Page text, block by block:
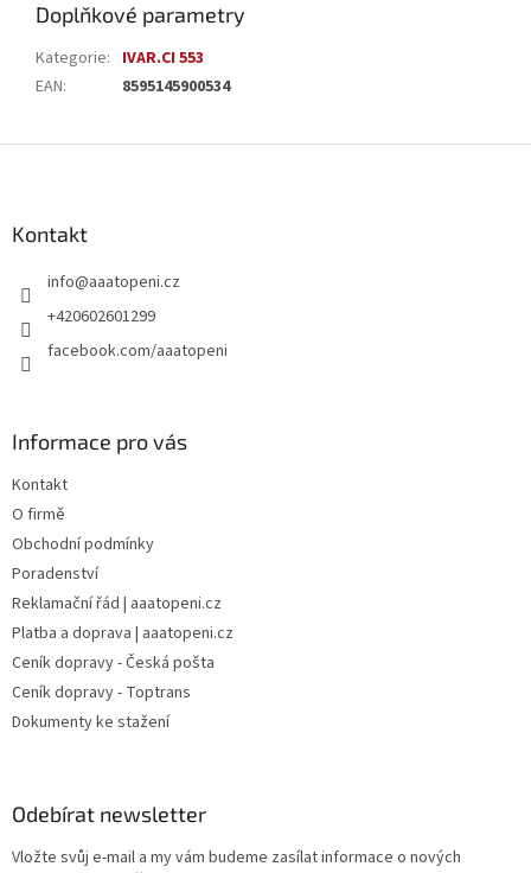
Doplňkové parametry
Kategorie: IVAR.CI 553
EAN: 8595145900534
Kontakt
info@aaatopeni.cz
+420602601299
facebook.com/aaatopeni
Informace pro vás
Kontakt
O firmě
Obchodní podmínky
Poradenství
Reklamační řád | aaatopeni.cz
Platba a doprava | aaatopeni.cz
Ceník dopravy - Česká pošta
Ceník dopravy - Toptrans
Dokumenty ke stažení
Odebírat newsletter
Vložte svůj e-mail a my vám budeme zasílat informace o nových